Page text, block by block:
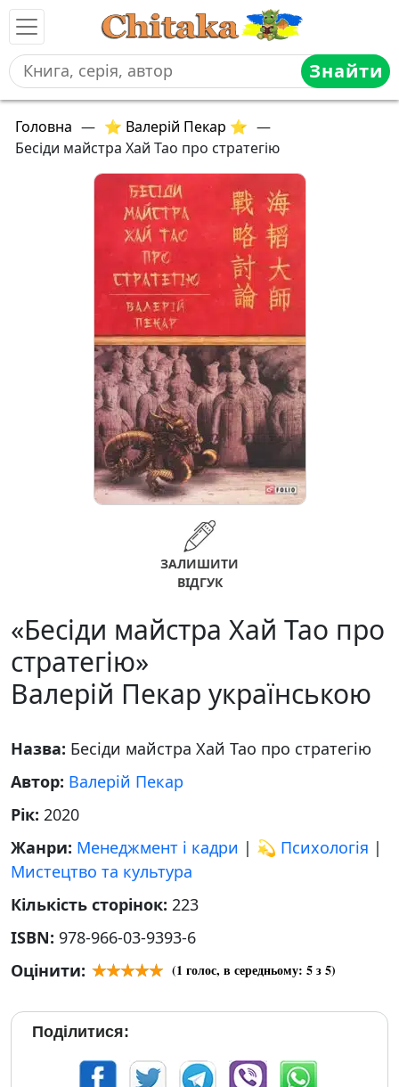
Знайти
Головна — ⭐ Валерій Пекар ⭐ —
Бесіди майстра Хай Тао про стратегію
ЗАЛИШИТИ
ВІДГУК
«Бесіди майстра Хай Тао про
стратегію»
Валерій Пекар українською
Назва: Бесіди майстра Хай Тао про стратегію
Автор: Валерій Пекар
Рік: 2020
Жанри: Менеджмент і кадри | 💫 Психологія |
Мистецтво та культура
Кількість сторінок: 223
ISBN: 978-966-03-9393-6
Оцінити:
(1 голос, в середньому: 5з 5)
Поділитися: